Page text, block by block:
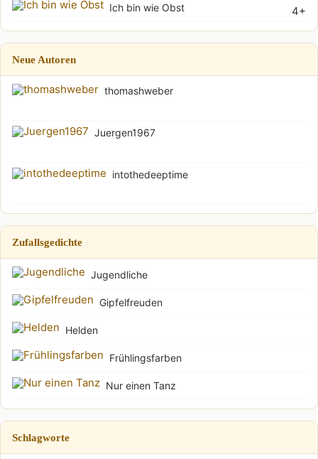
4+
Ich bin wie Obst
Neue Autoren
thomashweber
Juergen1967
intothedeeptime
Zufallsgedichte
Jugendliche
Gipfelfreuden
Helden
Frühlingsfarben
Nur einen Tanz
Schlagworte